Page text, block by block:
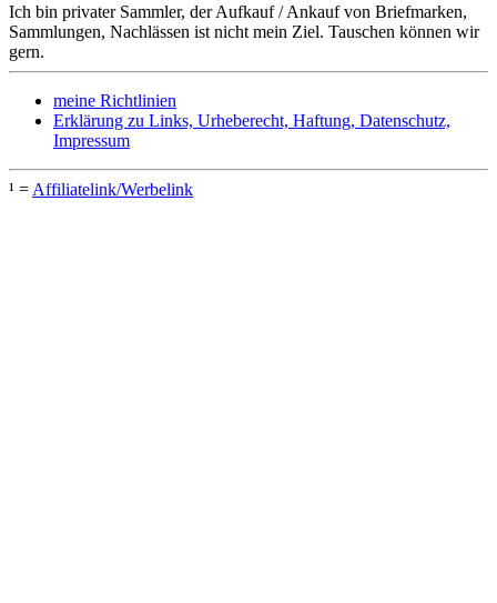
Ich bin privater Sammler, der Aufkauf / Ankauf von Briefmarken,
Sammlungen, Nachlässen ist nicht mein Ziel. Tauschen können wir
gern.
meine Richtlinien
Erklärung zu Links, Urheberecht, Haftung, Datenschutz,
Impressum
¹ = Affiliatelink/Werbelink